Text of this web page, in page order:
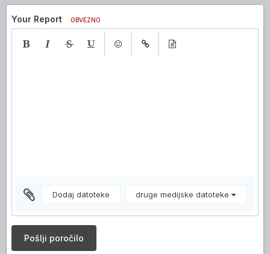
Your Report OBVEZNO
Dodaj datoteke druge medijske datoteke
Pošlji poročilo